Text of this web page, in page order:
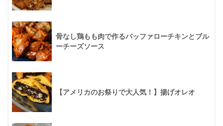
骨なし鶏もも肉で作るバッファローチキンとブル
ーチーズソース
【アメリカのお祭りで大人気！】揚げオレオ